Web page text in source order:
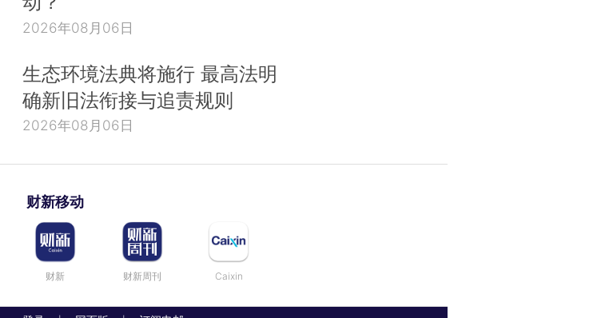
2026年08月06日
生态环境法典将施行 最高法明
确新旧法衔接与追责规则
2026年08月06日
财新移动
财新 财新周刊 Caixin